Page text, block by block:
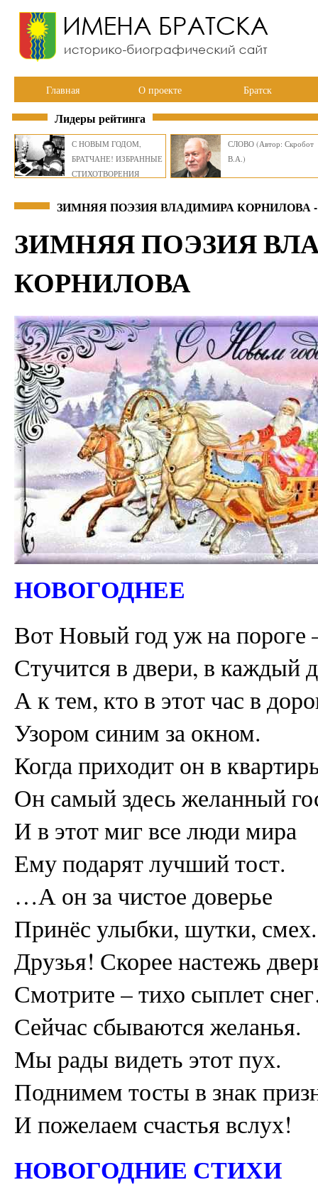
Главная О проекте Братск
Лидеры рейтинга
С НОВЫМ ГОДОМ,
БРАТЧАНЕ! ИЗБРАННЫЕ
СТИХОТВОРЕНИЯ
СЛОВО (Автор: Скробот
В.А.)
ЗИМНЯЯ ПОЭЗИЯ ВЛАДИМИРА КОРНИЛОВА
ЗИМНЯЯ ПОЭЗИЯ
КОРНИЛОВА
НОВОГОДНЕЕ
Вот Новый год уж на пороге
Стучится в двери, в
А к тем, кто в этот час в
Узором синим за окном.
Когда приходит он в
Он самый здесь желанный
И в этот миг все люди мира
Ему подарят лучший тост.
…А он за чистое доверье
Принёс улыбки, шутки, смех.
Друзья! Скорее настежь
Смотрите – тихо сыплет
Сейчас сбываются желанья.
Мы рады видеть этот пух.
Поднимем тосты в знак
И пожелаем счастья вслух!
НОВОГОДНИЕ СТИХИ